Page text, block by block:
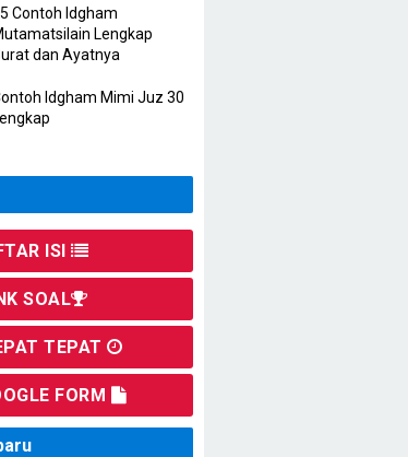
Contoh Idgham
Lengkap
dan Ayatnya
Idgham Mimi Juz 30
ISI
SOAL
TEPAT
FORM